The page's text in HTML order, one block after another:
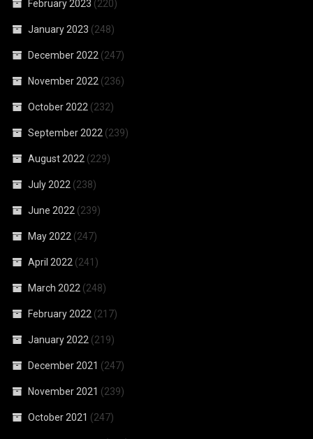
February 2023 (220)
January 2023 (248)
December 2022 (247)
November 2022 (236)
October 2022 (232)
September 2022 (239)
August 2022 (229)
July 2022 (238)
June 2022 (239)
May 2022 (247)
April 2022 (241)
March 2022 (248)
February 2022 (217)
January 2022 (219)
December 2021 (247)
November 2021 (239)
October 2021 (247)